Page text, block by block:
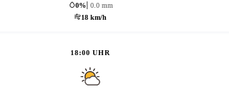
0%
0.0 mm
18 km/h
18:00 UHR